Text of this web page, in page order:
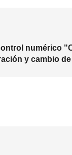
numérico
y cambio